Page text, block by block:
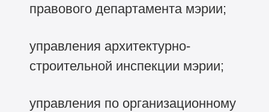
правового департамента мэрии;
управления архитектурно-
строительной инспекции мэрии;
управления по организационному